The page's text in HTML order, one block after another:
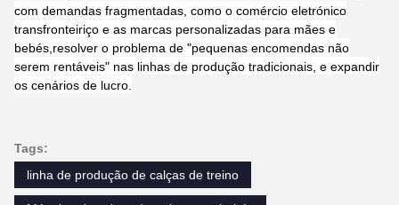
com demandas fragmentadas, como o comércio eletrónico
transfronteiriço e as marcas personalizadas para mães e
bebés,resolver o problema de "pequenas encomendas não
serem rentáveis" nas linhas de produção tradicionais, e expandir
os cenários de lucro.
Tags:
linha de produção de calças de treino